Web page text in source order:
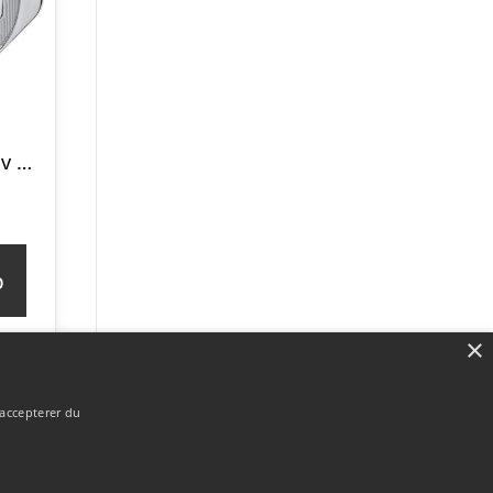
Stjernetegn i Sølv med Vandmanden – Mulighed for gravering
×
du